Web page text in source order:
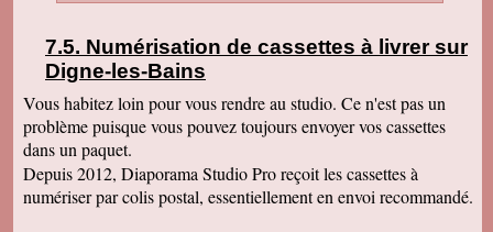
Numérisation de cassettes à livrer sur
Digne-les-Bains
Vous habitez loin pour vous rendre au studio. Ce n'est pas un
problème puisque vous pouvez toujours envoyer vos cassettes
dans un paquet.
Depuis 2012, Diaporama Studio Pro reçoit les cassettes à
numériser par colis postal, essentiellement en envoi recommandé.